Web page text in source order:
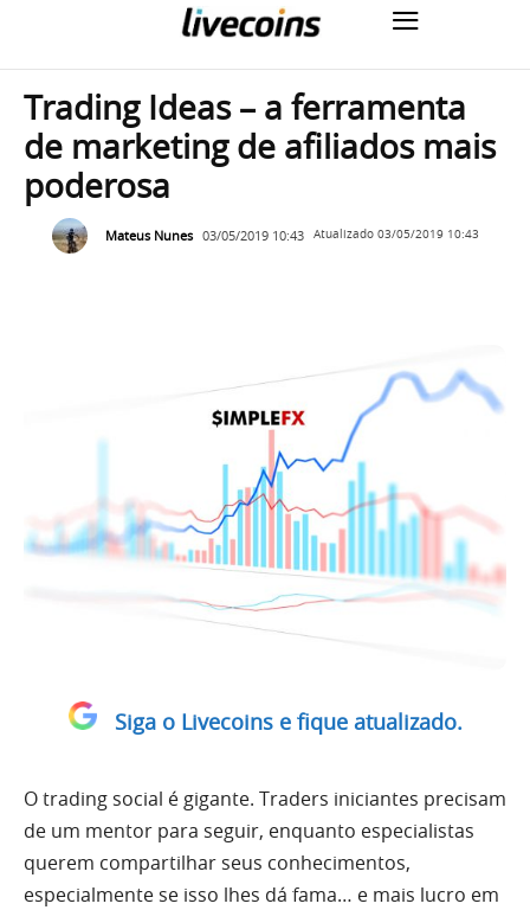
Trading Ideas – a ferramenta
de marketing de afiliados mais
poderosa
Mateus Nunes 03/05/2019 10:43 Atualizado 03/05/2019 10:43
Siga o Livecoins e fique atualizado.
O trading social é gigante. Traders iniciantes precisam
de um mentor para seguir, enquanto especialistas
querem compartilhar seus conhecimentos,
especialmente se isso lhes dá fama… e mais lucro em